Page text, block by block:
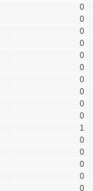
0
0
0
0
0
0
0
0
0
0
1
0
0
0
0
0